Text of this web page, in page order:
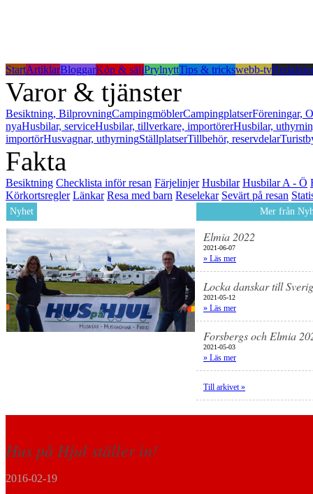
StartArtiklarBloggarKöp & säljPrylnyttTips & trickswebb-tv
Varor & tjänster
Besiktning, BilprovningCampingmöblerCampingplatserFöreningar,
nyaHusbilar, serviceHusbilar, tillverkare, importörerHusbilar,
importörHusvagnar, uthyrningStällplatserTillbehör, reservdelar
Fakta
Besiktning Checklista inför resan Färjelinjer Husbilar Husbilar A - Ö
Körkortsregler Länkar Resa med barn Reselekar Sevärt på resan
Nyhet Mer från
Elmia 2022
2021-06-07
» Läs mer
Locka danskar till
2021-05-12
» Läs mer
Forsbergs och Elmia
2021-05-03
» Läs mer
Till arkivet »
Hus på Hjul ställer in!
2016-02-19